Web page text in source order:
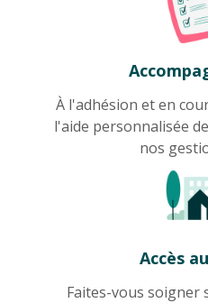
Àl'adhésion et en
l'aide personnalisée
nos
Accès
Faites-vous soigner